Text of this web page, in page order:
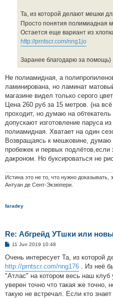
Та, из которой делают мешки
Просто понятия полимиадная
Остается еще вариант из
http://prntscr.com/nng1jo
Заранее благодарю за помощь)
Не полиамидная, а
ламинирована, но ламинат
магазине видел только серого
Цена 260 руб за 15 метров. (на
проходит, но думаю на
допускают изготовление паруса
полиамидная. Хватает на один
Возвращаясь к мешковине, думаю
пробежек и первых
дакроном. Но буксироваться не
Истина это не то, что нужно доказывать,
Антуан де Сент-Экзюпери.
faradey
Re: Абгрейд УТшки или
P
s
11 Jun 2019 10:48
Очень интересует Та, из которой
http://prntscr.com/nng176 . Из неё
"Атлас" на котором весь наш клуб
уверен точно что такая же точно,
такую не встречал. Если кто